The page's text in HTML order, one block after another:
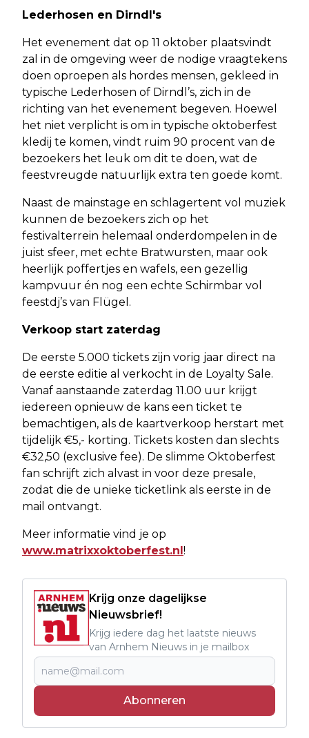
Lederhosen en Dirndl's
Het evenement dat op 11 oktober plaatsvindt
zal in de omgeving weer de nodige vraagtekens
doen oproepen als hordes mensen, gekleed in
typische Lederhosen of Dirndl’s, zich in de
richting van het evenement begeven. Hoewel
het niet verplicht is om in typische oktoberfest
kledij te komen, vindt ruim 90 procent van de
bezoekers het leuk om dit te doen, wat de
feestvreugde natuurlijk extra ten goede komt.
Naast de mainstage en schlagertent vol muziek
kunnen de bezoekers zich op het
festivalterrein helemaal onderdompelen in de
juist sfeer, met echte Bratwursten, maar ook
heerlijk poffertjes en wafels, een gezellig
kampvuur én nog een echte Schirmbar vol
feestdj’s van Flügel.
Verkoop start zaterdag
De eerste 5.000 tickets zijn vorig jaar direct na
de eerste editie al verkocht in de Loyalty Sale.
Vanaf aanstaande zaterdag 11.00 uur krijgt
iedereen opnieuw de kans een ticket te
bemachtigen, als de kaartverkoop herstart met
tijdelijk €5,- korting. Tickets kosten dan slechts
€32,50 (exclusive fee). De slimme Oktoberfest
fan schrijft zich alvast in voor deze presale,
zodat die de unieke ticketlink als eerste in de
mail ontvangt.
Meer informatie vind je op
www.matrixxoktoberfest.nl!
Krijg onze dagelijkse
Nieuwsbrief!
Krijg iedere dag het laatste nieuws
van Arnhem Nieuws in je mailbox
Abonneren